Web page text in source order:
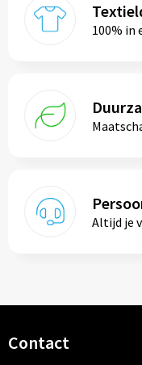
100% in
Altijd je
Contact